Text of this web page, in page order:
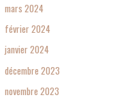
mars 2024
février 2024
janvier 2024
décembre 2023
novembre 2023